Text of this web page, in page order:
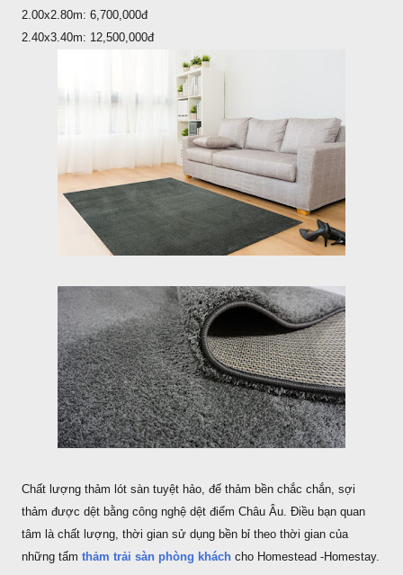
2.00x2.80m: 6,700,000đ
2.40x3.40m: 12,500,000đ
Chất lượng thảm lót sàn tuyệt hảo, đế thảm bền chắc chắn, sợi
thảm được dệt bằng công nghệ dệt điểm Châu Âu. Điều bạn quan
tâm là chất lượng, thời gian sử dụng bền bỉ theo thời gian của
những tấm thảm trải sàn phòng khách cho Homestead -Homestay.